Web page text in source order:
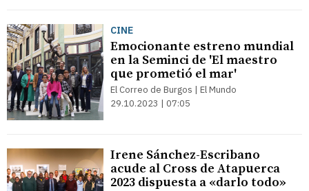
CINE
Emocionante estreno mundial
en la Seminci de 'El maestro
que prometió el mar'
El Correo de Burgos | El Mundo
29.10.2023 | 07:05
Irene Sánchez-Escribano
acude al Cross de Atapuerca
2023 dispuesta a «darlo todo»